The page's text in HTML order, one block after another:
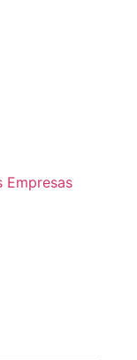
Empresas